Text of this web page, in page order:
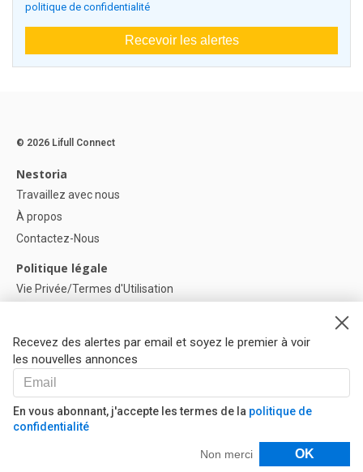
politique de confidentialité
Recevoir les alertes
Recevez des alertes par email et soyez le premier à voir
les nouvelles annonces
En vous abonnant, j'accepte les termes de la politique de
confidentialité
Non merci OK
Filtres
© 2026 Lifull Connect
Nestoria
Travaillez avec nous
À propos
Contactez-Nous
Politique légale
Vie Privée/Termes d'Utilisation
Paramètres des cookies
Aide
FAQ
Nos Partenaires